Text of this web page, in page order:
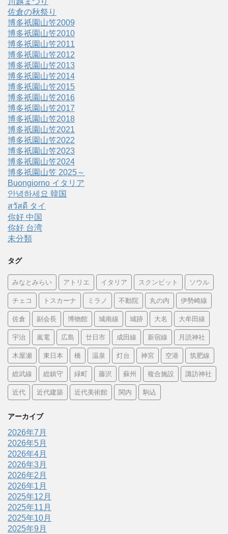
佐倉の秋祭り
博多祇園山笠2009
博多祇園山笠2010
博多祇園山笠2011
博多祇園山笠2012
博多祇園山笠2013
博多祇園山笠2014
博多祇園山笠2015
博多祇園山笠2016
博多祇園山笠2017
博多祇園山笠2018
博多祇園山笠2021
博多祇園山笠2022
博多祇園山笠2023
博多祇園山笠2024
博多祇園山笠 2025～
Buongiorno イタリア
안녕하세요 韓国
สวัสดี タイ
你好 中国
你好 台湾
未分類
タグ
みなとみらい アトリエ イタリア スクンビット ソウル
チェコ トスカーナ ミラノ 不動院 丸の内 伊勢崎線
佐倉 副会長 博物館 城南線 城跡 大名 大牟田線
宇治 嵐電 広島 廿日市 成田線 新宿線 月読神社
木屋瀬 東日本 橋 温泉 灯台 神宮 空港 筑肥線
総武線 総鎮守 緑町 藤沢 蘇州 複合施設 諏訪神社
近代 近代建築 近代美術館 関内 駒込
アーカイブ
2026年7月
2026年5月
2026年4月
2026年3月
2026年2月
2026年1月
2025年12月
2025年11月
2025年10月
2025年9月